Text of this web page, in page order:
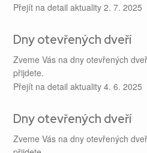
Přejít na detail aktuality 2. 7. 2025
Dny otevřených dveří
Zveme Vás na dny otevřených
přijdete.
Přejít na detail aktuality 4. 6. 2025
Dny otevřených dveří
Zveme Vás na dny otevřených